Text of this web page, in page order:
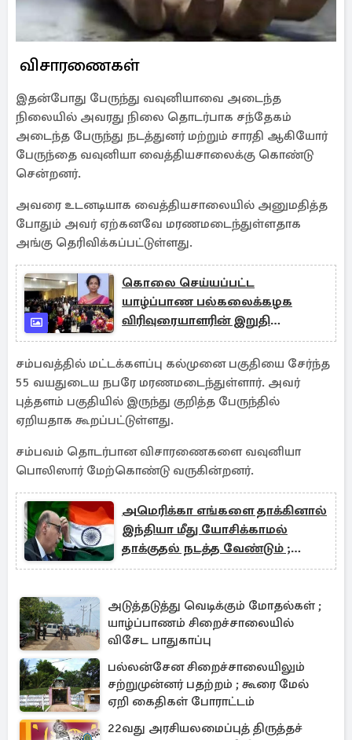
விசாரணைகள்
இதன்போது பேருந்து வவுனியாவை அடைந்த
நிலையில் அவரது நிலை தொடர்பாக சந்தேகம்
அடைந்த பேருந்து நடத்துனர் மற்றும் சாரதி ஆகியோர்
பேருந்தை வவுனியா வைத்தியசாலைக்கு கொண்டு
சென்றனர்.
அவரை உடனடியாக வைத்தியசாலையில் அனுமதித்த
போதும் அவர் ஏற்கனவே மரணமடைந்துள்ளதாக
அங்கு தெரிவிக்கப்பட்டுள்ளது.
கொலை செய்யப்பட்ட
யாழ்ப்பாண பல்கலைக்கழக
விரிவுரையாளரின் இறுதி
கிரியைகள் இன்று
சம்பவத்தில் மட்டக்களப்பு கல்முனை பகுதியை சேர்ந்த
55 வயதுடைய நபரே மரணமடைந்துள்ளார். அவர்
புத்தளம் பகுதியில் இருந்து குறித்த பேருந்தில்
ஏறியதாக கூறப்பட்டுள்ளது.
சம்பவம் தொடர்பான விசாரணைகளை வவுனியா
பொலிஸார் மேற்கொண்டு வருகின்றனர்.
அமெரிக்கா எங்களை தாக்கினால்
இந்தியா மீது யோசிக்காமல்
தாக்குதல் நடத்த வேண்டும் ;
சர்ச்சையை கிளப்பும் கருத்து
அடுத்தடுத்து வெடிக்கும் மோதல்கள் ;
யாழ்ப்பாணம் சிறைச்சாலையில்
விசேட பாதுகாப்பு
பல்லன்சேன சிறைச்சாலையிலும்
சற்றுமுன்னர் பதற்றம் ; கூரை மேல்
ஏறி கைதிகள் போராட்டம்
22வது அரசியலமைப்புத் திருத்தச்